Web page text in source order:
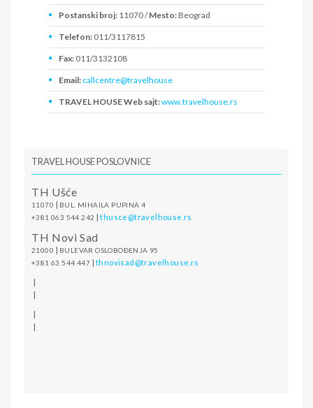
Postanski broj: 11070 /Mesto: Beograd
Telefon: 011/3117815
Fax: 011/3132108
Email: callcentre@travelhouse
TRAVEL HOUSE Web sajt:www.travelhouse.rs
TRAVEL HOUSE POSLOVNICE
TH Ušće
11070 | BUL. MIHAILA PUPINA 4
+381 063 544 242 |thusce@travelhouse.rs
TH Novi Sad
21000 | BULEVAR OSLOBOĐENJA 95
+381 63 544 447 | thnovisad@travelhouse.rs
|
|
|
|